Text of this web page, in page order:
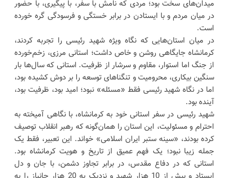
میدان‌های سخت بود؛ مردی که نامش با سفر، با پیگیری، با حضور
در میان مردم و با ایستادن در برابر خستگی و فرسودگی گره خورده
است.
در میان استان‌هایی که نگاه ویژه شهید رئیسی را تجربه کردند،
کرمانشاه جایگاهی روشن و خاص داشت؛ استانی مرزی، زخم‌خورده
از جنگ اما استوار، مقاوم و سرشار از ظرفیت. استانی که سال‌ها بار
سنگین بیکاری، محرومیت و تنگناهای توسعه را بر دوش کشیده بود،
اما در نگاه شهید رئیسی فقط «مسئله» نبود؛ امید بود، ظرفیت بود،
آینده بود.
شهید رئیسی در سفر استانی خود به کرمانشاه، با نگاهی آمیخته به
احترام و مسئولیت، این استان را همان‌گونه که رهبر انقلاب توصیف
کرده بودند، «سینه ستبر ایران اسلامی» خواند. این تعبیر، فقط یک
جمله‌ زیبا نبود؛ یک فهم عمیق از تاریخ و هویت کرمانشاه بود.
استانی که در دفاع مقدس، در برابر تجاوز دشمن، با جان و دل